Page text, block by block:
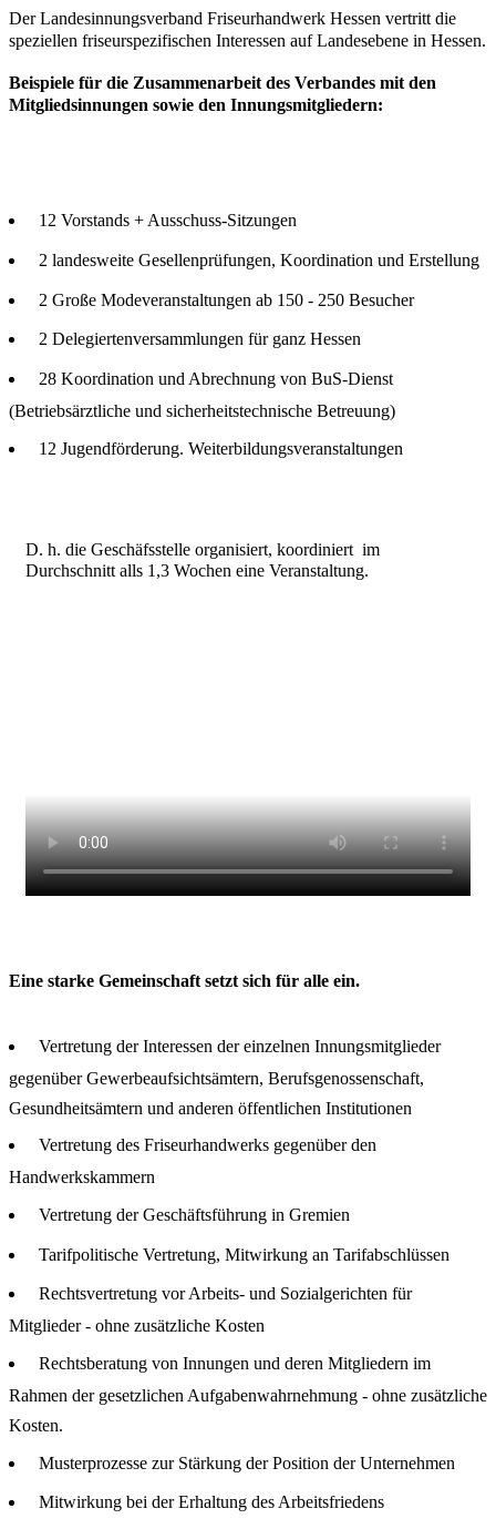
Der Landesinnungsverband Friseurhandwerk Hessen vertritt die
speziellen friseurspezifischen Interessen auf Landesebene in Hessen.
Beispiele für die Zusammenarbeit des Verbandes mit den
Mitgliedsinnungen sowie den Innungsmitgliedern:
12 Vorstands + Ausschuss-Sitzungen
2 landesweite Gesellenprüfungen, Koordination und Erstellung
2 Große Modeveranstaltungen ab 150 - 250 Besucher
2 Delegiertenversammlungen für ganz Hessen
28 Koordination und Abrechnung von BuS-Dienst
(Betriebsärztliche und sicherheitstechnische Betreuung)
12 Jugendförderung. Weiterbildungsveranstaltungen
D. h. die Geschäfsstelle organisiert, koordiniert im
Durchschnitt alls 1,3 Wochen eine Veranstaltung.
Eine starke Gemeinschaft setzt sich für alle ein.
Vertretung der Interessen der einzelnen Innungsmitglieder
gegenüber Gewerbeaufsichtsämtern, Berufsgenossenschaft,
Gesundheitsämtern und anderen öffentlichen Institutionen
Vertretung des Friseurhandwerks gegenüber den
Handwerkskammern
Vertretung der Geschäftsführung in Gremien
Tarifpolitische Vertretung, Mitwirkung an Tarifabschlüssen
Rechtsvertretung vor Arbeits- und Sozialgerichten für
Mitglieder - ohne zusätzliche Kosten
Rechtsberatung von Innungen und deren Mitgliedern im
Rahmen der gesetzlichen Aufgabenwahrnehmung - ohne zusätzliche
Kosten.
Musterprozesse zur Stärkung der Position der Unternehmen
Mitwirkung bei der Erhaltung des Arbeitsfriedens